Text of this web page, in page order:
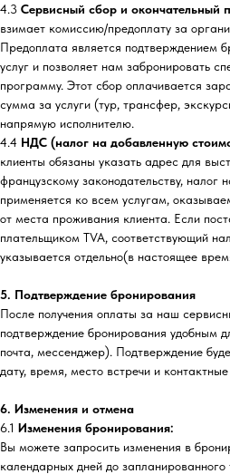
4.3 Сервисный сбор и окончательный
взимает комиссию/предоплату за
Предоплата является подтверждением
услуг и позволяет нам забронировать
программу. Этот сбор оплачивается
сумма за услуги (тур, трансфер,
напрямую исполнителю.
4.4 НДС (налог на добавленную
клиенты обязаны указать адрес для
французскому законодательству, налог
применяется ко всем услугам,
от места проживания клиента. Если
плательщиком TVA, соответствующий
указывается отдельно(в настоящее
5. Подтверждение бронирования
После получения оплаты за наш
подтверждение бронирования удобным
почта, мессенджер). Подтверждение
дату, время, место встречи и
6. Изменения и отмена
6.1 Изменения бронирования:
Вы можете запросить изменения в
календарных дней до